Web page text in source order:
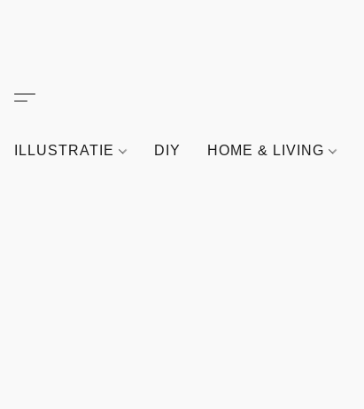
ILLUSTRATIE DIY HOME & LIVING